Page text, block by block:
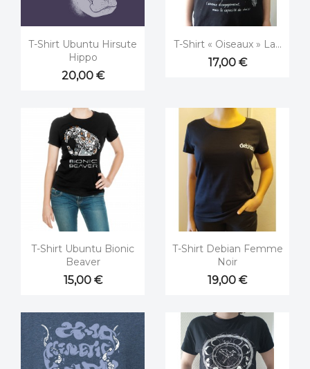
Aperçu rapide
T-Shirt Ubuntu Hirsute
Hippo
20,00 €
Aperçu rapide
T-Shirt « Oiseaux » La...
17,00 €
Aperçu rapide
T-Shirt Ubuntu Bionic
Beaver
15,00 €
Aperçu rapide
T-Shirt Debian Femme
Noir
19,00 €